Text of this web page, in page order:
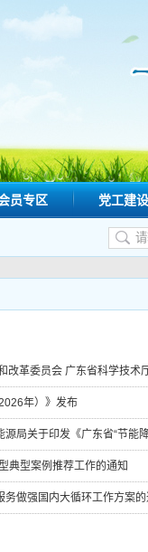
员专区 党工建设
改革委员会 广东省科学技术
年）》发布
局关于印发《广东省“节能
典型案例推荐工作的通知
做强国内大循环工作方案的